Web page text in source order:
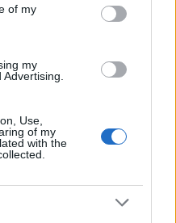
of my
my
Use,
of my
with the
la condanna,
per Desiree, è